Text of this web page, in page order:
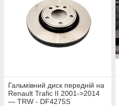
Гальмівний диск передній на
Renault Trafic II 2001->2014
— TRW - DF4275S